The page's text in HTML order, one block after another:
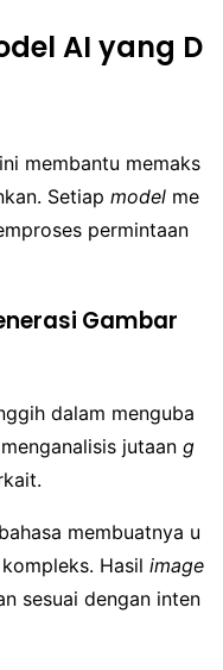
AI yang D
membantu memaks
Setiap model me
permintaan
Gambar
dalam menguba
jutaan g
membuatnya u
kompleks. Hasil image
sesuai dengan inten